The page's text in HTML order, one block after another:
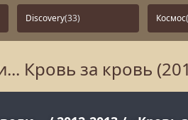
Discovery(33) Космос
Кровь за кровь